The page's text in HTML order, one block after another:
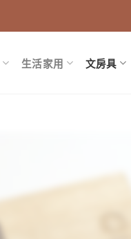
生活家用 文房具